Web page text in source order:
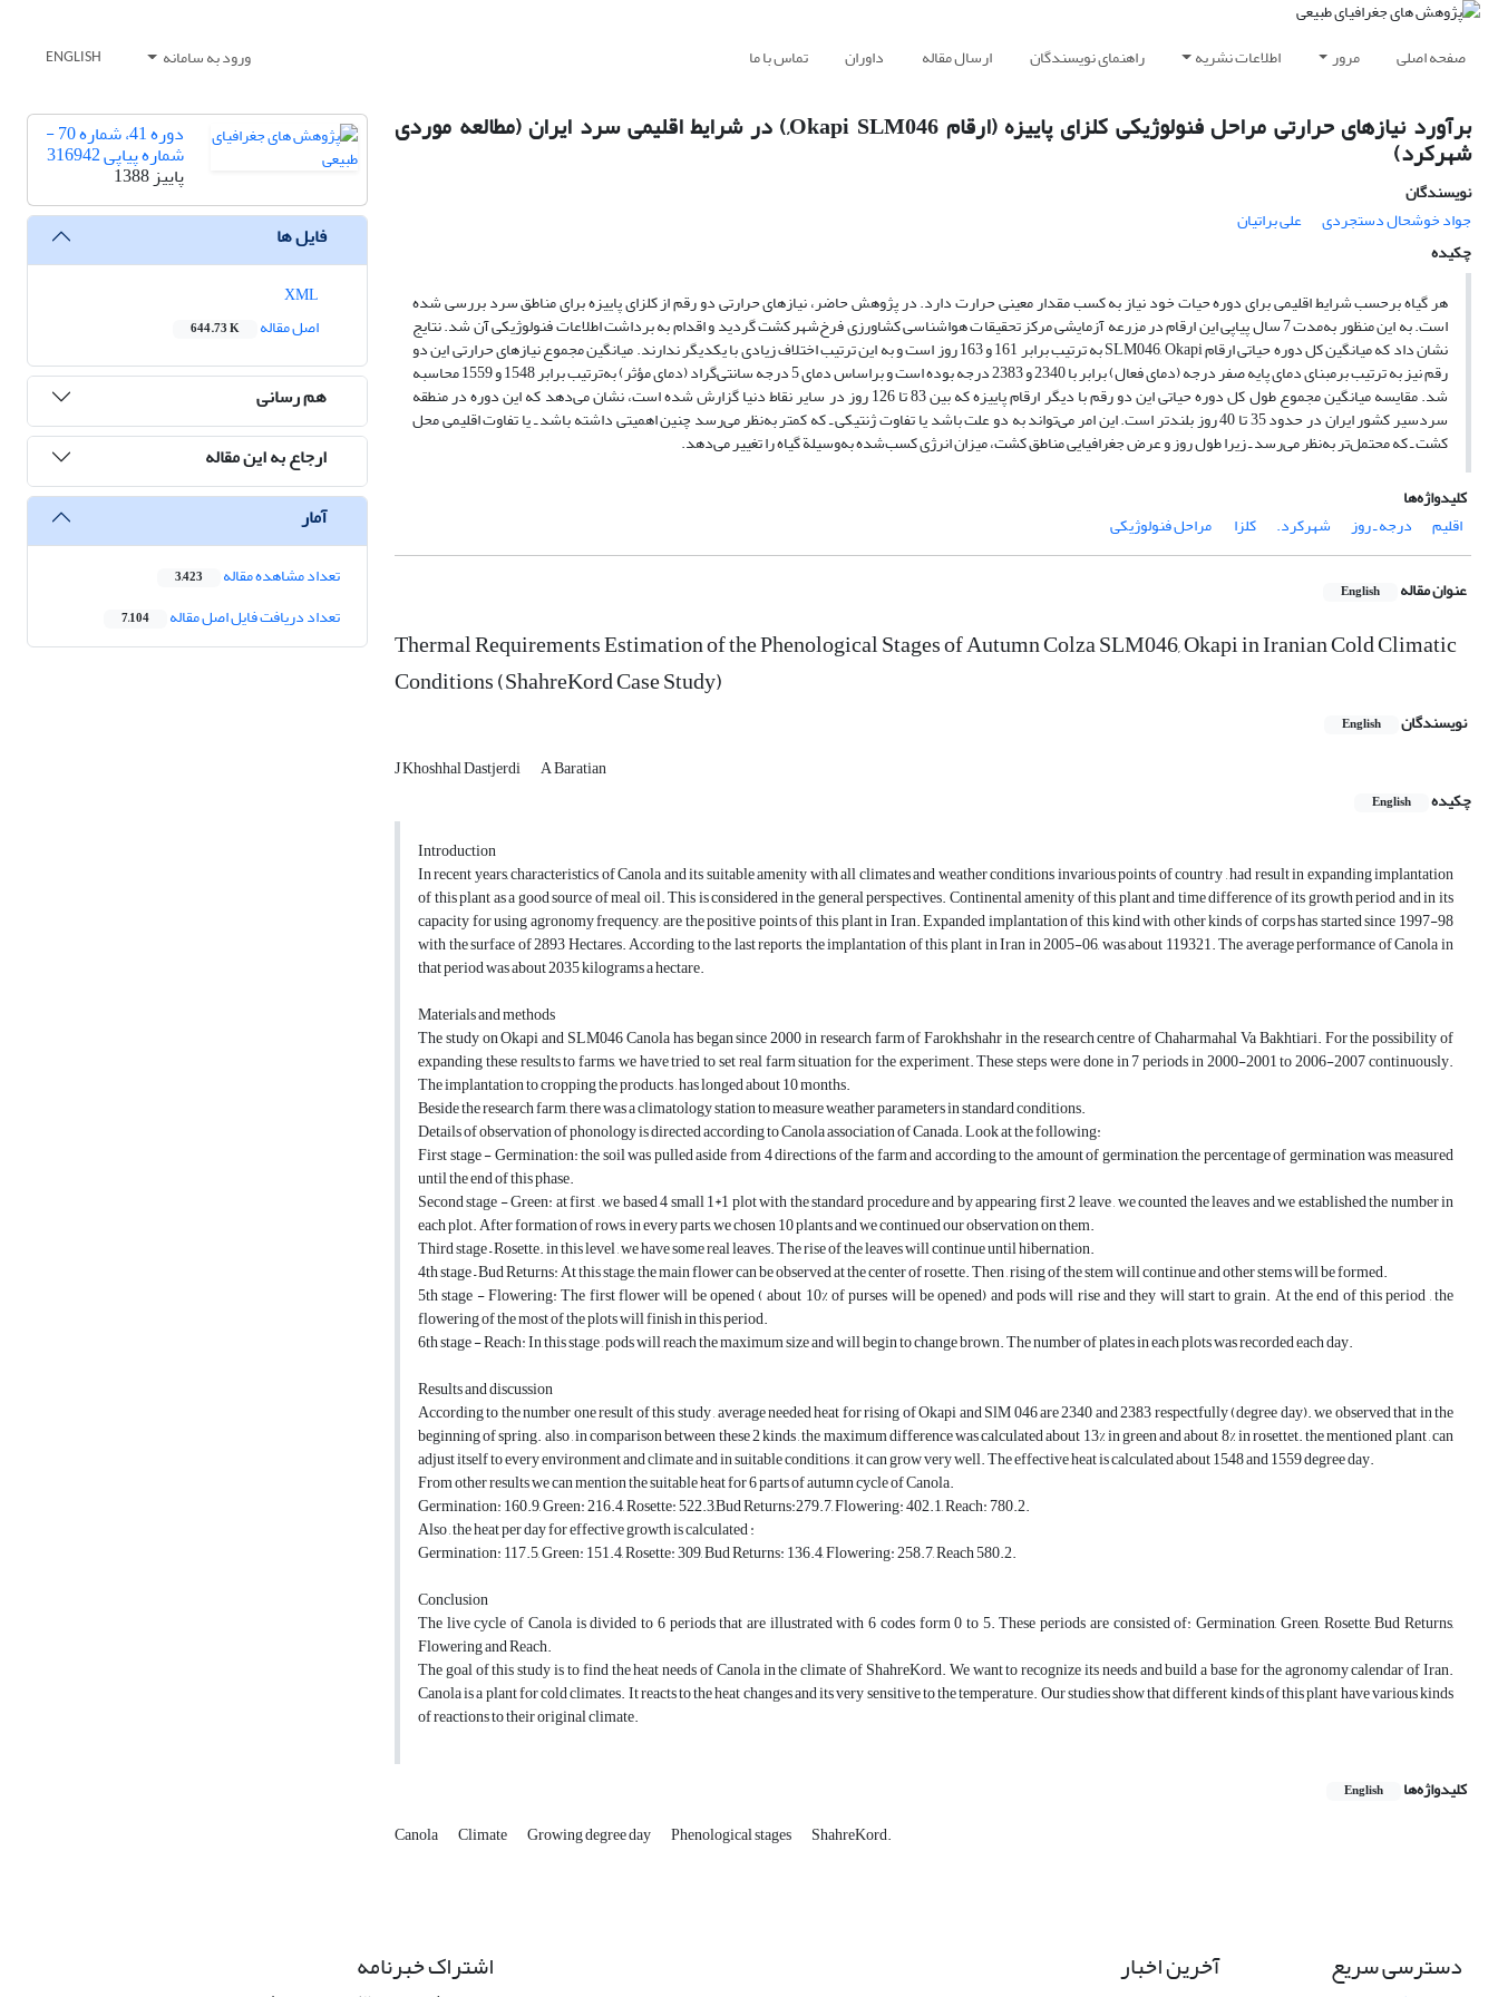
صفحه اصلی مرور اطلاعات نشریه راهنمای نویسندگان ارسال مقاله داوران تماس با ما ورود به سامانه ENGLISH
برآورد نیازهای حرارتی مراحل فنولوژیکی کلزای پاییزه (ارقام Okapi SLM046,) در شرایط اقلیمی سرد ایران (مطالعه موردی
شهرکرد)
نویسندگان
جواد خوشحال دستجردی
علی براتیان
چکیده
هر گیاه برحسب شرایط اقلیمی برای دوره حیات خود نیاز به کسب مقدار معینی حرارت دارد. در پژوهش حاضر، نیازهای حرارتی دو رقم از کلزای پاییزه برای مناطق سرد بررسی شده
است. به این منظور به‌مدت 7 سال پیاپی این ارقام در مزرعه آزمایشی مرکز تحقیقات هواشناسی کشاورزی فرخ‌شهر کشت گردید و اقدام به برداشت اطلاعات فنولوژیکی آن شد. نتایج
نشان داد که میانگین کل دوره حیاتی ارقام SLM046, Okapi به ترتیب برابر 161 و 163 روز است و به این ترتیب اختلاف زیادی با یکدیگر ندارند. میانگین مجموع نیازهای حرارتی این دو
رقم نیز به ترتیب برمبنای دمای پایه صفر درجه (دمای فعال) برابر با 2340 و 2383 درجه بوده است و براساس دمای 5 درجه سانتی‌گراد (دمای مؤثر) به‌ترتیب برابر 1548 و 1559 محاسبه
شد. مقایسه میانگین مجموع طول کل دوره حیاتی این دو رقم با دیگر ارقام پاییزه که بین 83 تا 126 روز در سایر نقاط دنیا گزارش شده است، نشان می‌دهد که این دوره در منطقه
سردسیر کشور ایران در حدود 35 تا 40 روز بلندتر است. این امر می‌تواند به دو علت باشد یا تفاوت ژنتیکی ـ که کمتر به‌نظر می‌رسد چنین اهمیتی داشته باشد ـ یا تفاوت اقلیمی محل
کشت ـ که محتمل‌تر به‌نظر می‌رسد ـ زیرا طول روز و عرض جغرافیایی مناطق کشت، میزان انرژی کسب‌شده به‌وسیلة گیاه را تغییر می‌دهد.
کلیدواژه‌ها
اقلیم
درجه ـ روز شهرکرد. کلزا ‌ مراحل فنولوژیکی
عنوان مقاله English
Thermal Requirements Estimation of the Phenological Stages of Autumn Colza SLM046, Okapi in Iranian Cold Climatic
Conditions (ShahreKord Case Study)
نویسندگان English
J Khoshhal Dastjerdi
A Baratian
چکیده
English
Introduction
In recent years, characteristics of Canola and its suitable amenity with all climates and weather conditions invarious points of country , had result in expanding implantation
of this plant as a good source of meal oil. This is considered in the general perspectives. Continental amenity of this plant and time difference of its growth period and in its
capacity for using agronomy frequency, are the positive points of this plant in Iran. Expanded implantation of this kind with other kinds of corps has started since 1997-98
with the surface of 2893 Hectares. According to the last reports, the implantation of this plant in Iran in 2005-06, was about 119321. The average performance of Canola in
that period was about 2035 kilograms a hectare.
Materials and methods
The study on Okapi and SLM046 Canola has began since 2000 in research farm of Farokhshahr in the research centre of Chaharmahal Va Bakhtiari. For the possibility of
expanding these results to farms, we have tried to set real farm situation for the experiment. These steps were done in 7 periods in 2000-2001 to 2006-2007 continuously.
The implantation to cropping the products , has longed about 10 months.
Beside the research farm, there was a climatology station to measure weather parameters in standard conditions.
Details of observation of phonology is directed according to Canola association of Canada. Look at the following:
First stage - Germination: the soil was pulled aside from 4 directions of the farm and according to the amount of germination, the percentage of germination was measured
until the end of this phase.
Second stage - Green: at first , we based 4 small 1*1 plot with the standard procedure and by appearing first 2 leave , we counted the leaves and we established the number in
each plot. After formation of rows, in every parts, we chosen 10 plants and we continued our observation on them.
Third stage – Rosette. in this level , we have some real leaves. The rise of the leaves will continue until hibernation.
4th stage – Bud Returns: At this stage, the main flower can be observed at the center of rosette. Then , rising of the stem will continue and other stems will be formed.
5th stage - Flowering: The first flower will be opened ( about 10% of purses will be opened) and pods will rise and they will start to grain. At the end of this period , the
flowering of the most of the plots will finish in this period.
6th stage - Reach: In this stage , pods will reach the maximum size and will begin to change brown. The number of plates in each plots was recorded each day.
Results and discussion
According to the number one result of this study , average needed heat for rising of Okapi and SlM 046 are 2340 and 2383 respectfully (degree day). we observed that in the
beginning of spring. also , in comparison between these 2 kinds , the maximum difference was calculated about 13% in green and about 8% in rosettet. the mentioned plant , can
adjust itself to every environment and climate and in suitable conditions , it can grow very well. The effective heat is calculated about 1548 and 1559 degree day.
From other results we can mention the suitable heat for 6 parts of autumn cycle of Canola.
Germination: 160.9, Green: 216.4, Rosette: 522.3,Bud Returns:279.7, Flowering: 402.1, Reach: 780.2.
Also , the heat per day for effective growth is calculated :
Germination: 117.5, Green: 151.4, Rosette: 309, Bud Returns: 136.4, Flowering: 258.7, Reach 580.2.
Conclusion
The live cycle of Canola is divided to 6 periods that are illustrated with 6 codes form 0 to 5. These periods are consisted of: Germination, Green, Rosette, Bud Returns,
Flowering and Reach.
The goal of this study is to find the heat needs of Canola in the climate of ShahreKord. We want to recognize its needs and build a base for the agronomy calendar of Iran.
Canola is a plant for cold climates. It reacts to the heat changes and its very sensitive to the temperature. Our studies show that different kinds of this plant have various kinds
of reactions to their original climate.
کلیدواژه‌ها English
Canola Climate Growing degree day Phenological stages ShahreKord.
دوره 41، شماره 70 -
شماره پیاپی 316942
پاییز 1388
فایل ها
اصل مقاله
644.73 K
هم رسانی
ارجاع به این مقاله
آمار
تعداد مشاهده مقاله 3,423
تعداد دریافت فایل اصل مقاله 7,104
دسترسی سریع آخرین اخبار اشتراک خبرنامه